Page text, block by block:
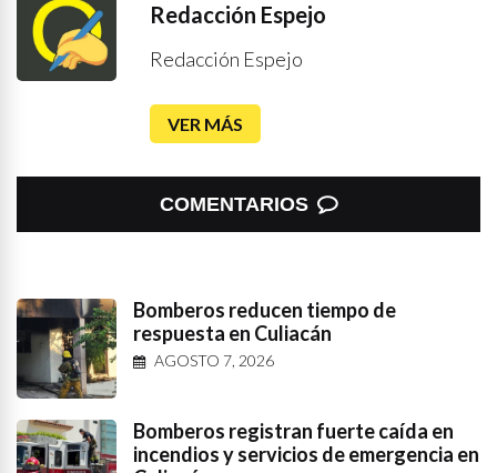
Redacción Espejo
Redacción Espejo
VER MÁS
COMENTARIOS
Bomberos reducen tiempo de
respuesta en Culiacán
AGOSTO 7, 2026
Bomberos registran fuerte caída en
incendios y servicios de emergencia en